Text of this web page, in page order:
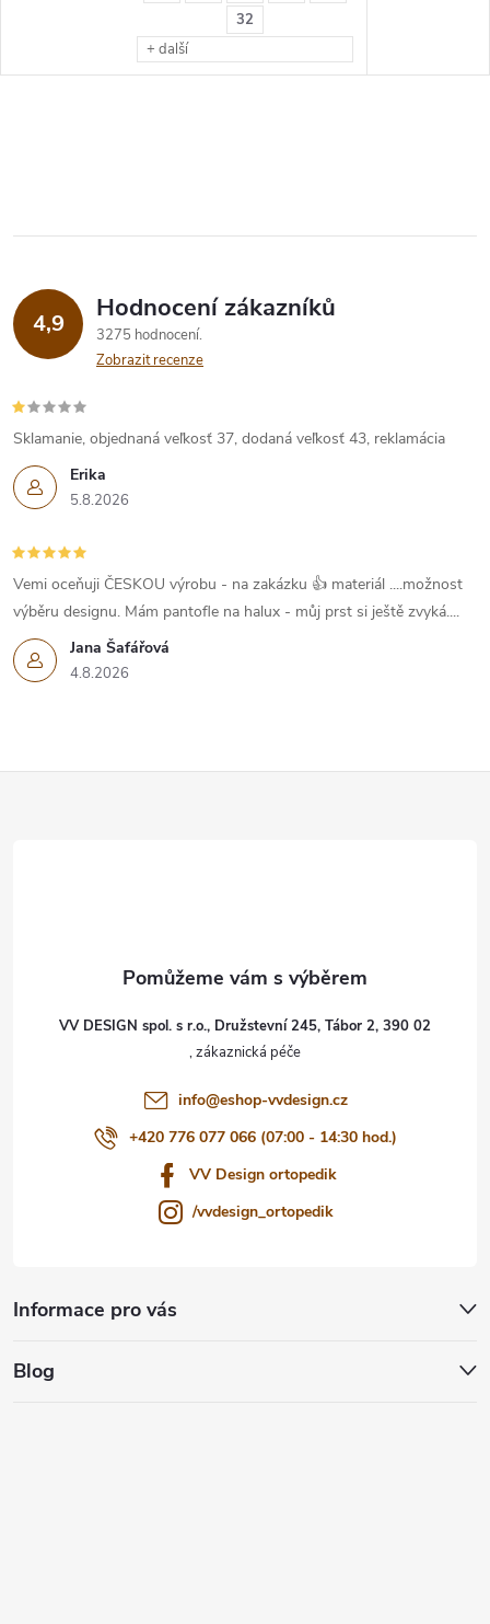
32
+ další
4,9 Hodnocení zákazníků
3275 hodnocení
Zobrazit recenze
Erika
5.8.2026
Sklamanie, objednaná veľkosť 37, dodaná veľkosť 43, reklamácia
Jana Šafářová
4.8.2026
Vemi oceňuji ČESKOU výrobu - na zakázku 👍 materiál ....možnost
výběru designu. Mám pantofle na halux - můj prst si ještě zvyká....
VV DESIGN spol. s r.o., Družstevní 245, Tábor 2, 390 02
info@eshop-vvdesign.cz
+420 776 077 066 (07:00 - 14:30 hod.)
VV Design ortopedik
/vvdesign_ortopedik
Informace pro vás
Blog